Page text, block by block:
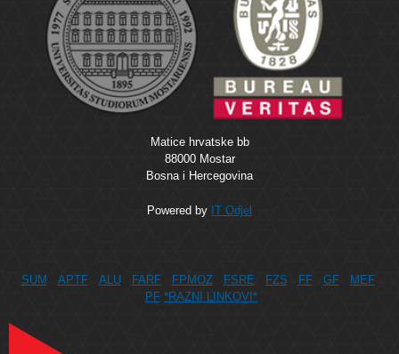
Matice hrvatske bb
88000 Mostar
Bosna i Hercegovina
Powered by IT Odjel
SUM APTF ALU FARF FPMOZ FSRE FZS FF GF
MEF
PF *RAZNI LINKOVI*